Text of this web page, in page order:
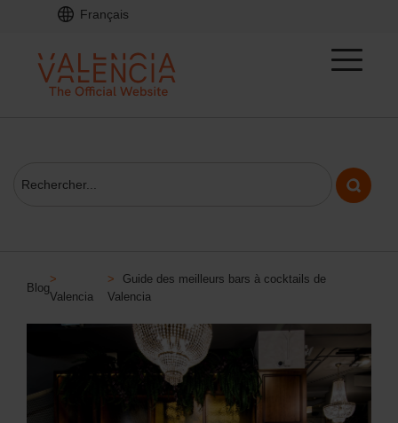
Français
Blog
>
Valencia
>
Guide des meilleurs bars à cocktails de
Valencia